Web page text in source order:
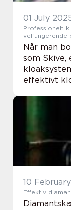
01 July
Professionelt
velfungerende
Når man
som Skive,
effektivt
10
Effektiv